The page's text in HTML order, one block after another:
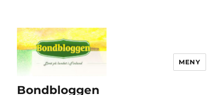
Bondbloggen
MENY